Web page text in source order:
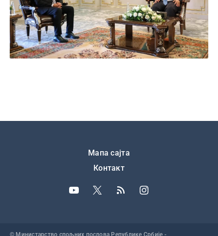
Мапа сајта
Контакт
© Министарство спољних послова Републике Србије -